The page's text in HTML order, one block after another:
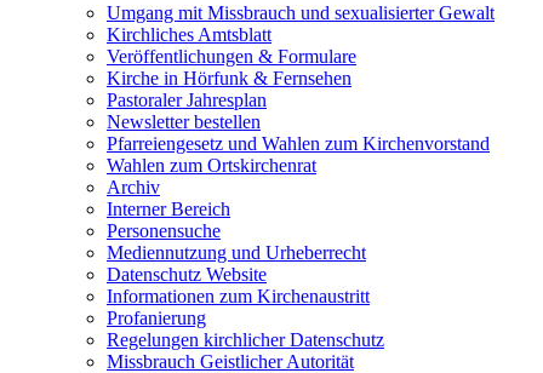
Umgang mit Missbrauch und sexualisierter Gewalt
Kirchliches Amtsblatt
Veröffentlichungen & Formulare
Kirche in Hörfunk & Fernsehen
Pastoraler Jahresplan
Newsletter bestellen
Pfarreiengesetz und Wahlen zum Kirchenvorstand
Wahlen zum Ortskirchenrat
Archiv
Interner Bereich
Personensuche
Mediennutzung und Urheberrecht
Datenschutz Website
Informationen zum Kirchenaustritt
Profanierung
Regelungen kirchlicher Datenschutz
Missbrauch Geistlicher Autorität